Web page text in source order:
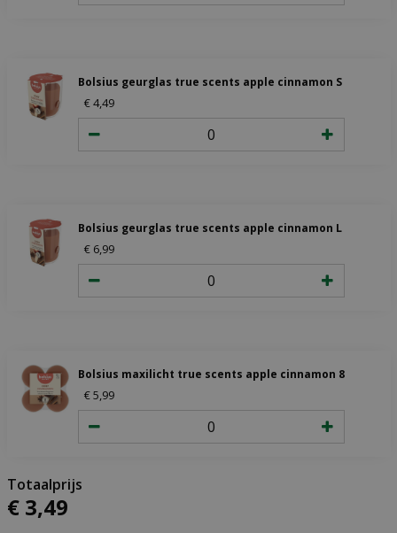
Bolsius geurglas true scents apple cinnamon S
€4,49
Bolsius geurglas true scents apple cinnamon L
€ 6,99
Bolsius maxilicht true scents apple cinnamon 8 stuks
€5,99
€ 3,49